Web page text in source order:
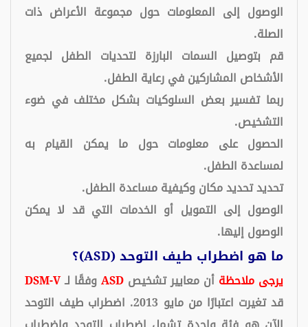
الوصول إلى المعلومات حول مجموعة الأعراض ذات
الصلة.
قم بتوصيل السمات البارزة لتحديات الطفل لجميع
الأشخاص المشاركين في رعاية الطفل.
ربما تفسير بعض السلوكيات بشكل مختلف في ضوء
التشخيص.
الحصول على معلومات حول ما يمكن القيام به
لمساعدة الطفل.
تحديد تحديد مكان وكيفية مساعدة الطفل.
الوصول إلى التمويل أو الخدمات التي قد لا يمكن
الوصول إليها.
ما هو اضطراب طيف التوحد (ASD)؟
يرجى ملاحظة أن معايير تشخيص ASDوفقًا لـDSM-V
قد تغيرت اعتبارًا من مايو 2013. اضطراب طيف التوحد